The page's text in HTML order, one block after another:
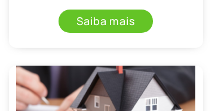
Saiba mais